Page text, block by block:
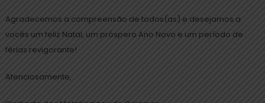
Agradecemos a compreensão de todos(as) e desejamos a
vocês um feliz Natal, um próspero Ano Novo e um período de
férias revigorante!
Atenciosamente,